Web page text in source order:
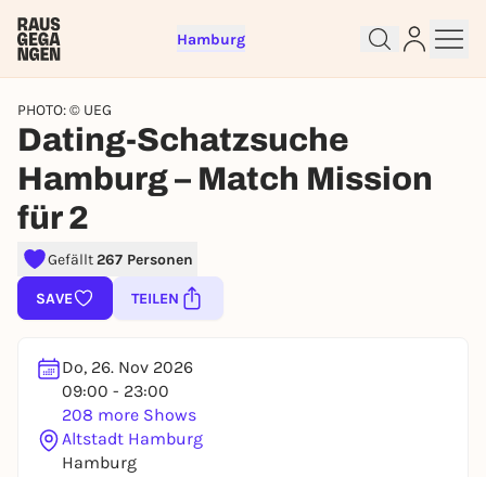
Hamburg
PHOTO: © UEG
Dating-Schatzsuche
Hamburg – Match Mission
für 2
Gefällt267 Personen
SAVE TEILEN
Do, 26. Nov 2026
09:00 - 23:00
208 more Shows
Altstadt Hamburg
Hamburg
Sign up for free and get started
To like events, follow pages, or participate in
lotteries, you need a free Rausgegangen account.
REGISTER FOR FREE NOW
You already have an account?